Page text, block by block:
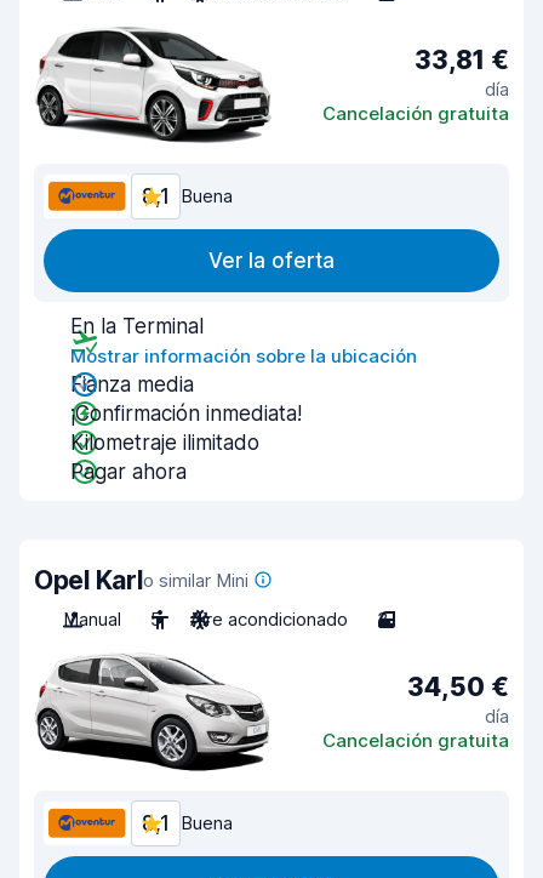
33,81 €
día
Cancelación gratuita
8,1 Buena
Ver la oferta
En la Terminal
Mostrar información sobre la ubicación
Fianza media
¡Confirmación inmediata!
Kilometraje ilimitado
Pagar ahora
Opel Karlo similar Mini
Manual
5 Aire acondicionado 3
34,50 €
día
Cancelación gratuita
8,1 Buena